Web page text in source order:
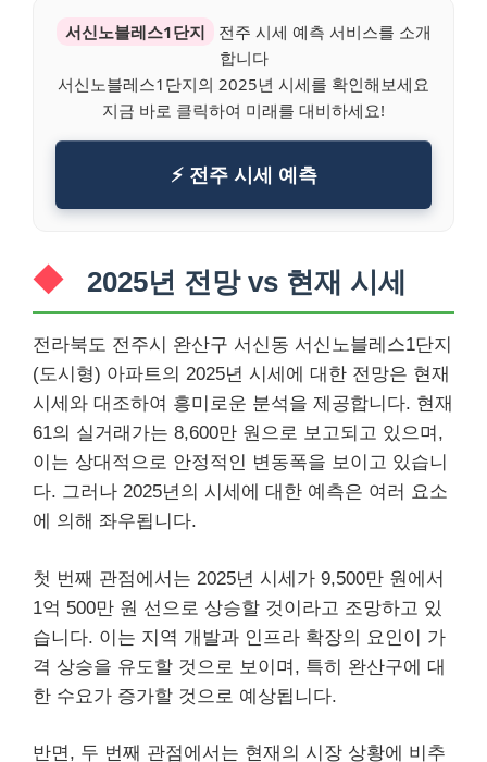
서신노블레스1단지
전주 시세 예측 서비스를 소개
합니다
서신노블레스1단지의 2025년 시세를 확인해보세요
지금 바로 클릭하여 미래를 대비하세요!
⚡ 전주 시세 예측
2025년 전망 vs 현재 시세
전라북도 전주시 완산구 서신동 서신노블레스1단지
(도시형) 아파트의 2025년 시세에 대한 전망은 현재
시세와 대조하여 흥미로운 분석을 제공합니다. 현재
61의 실거래가는 8,600만 원으로 보고되고 있으며,
이는 상대적으로 안정적인 변동폭을 보이고 있습니
다. 그러나 2025년의 시세에 대한 예측은 여러 요소
에 의해 좌우됩니다.
첫 번째 관점에서는 2025년 시세가 9,500만 원에서
1억 500만 원 선으로 상승할 것이라고 조망하고 있
습니다. 이는 지역 개발과 인프라 확장의 요인이 가
격 상승을 유도할 것으로 보이며, 특히 완산구에 대
한 수요가 증가할 것으로 예상됩니다.
반면, 두 번째 관점에서는 현재의 시장 상황에 비추